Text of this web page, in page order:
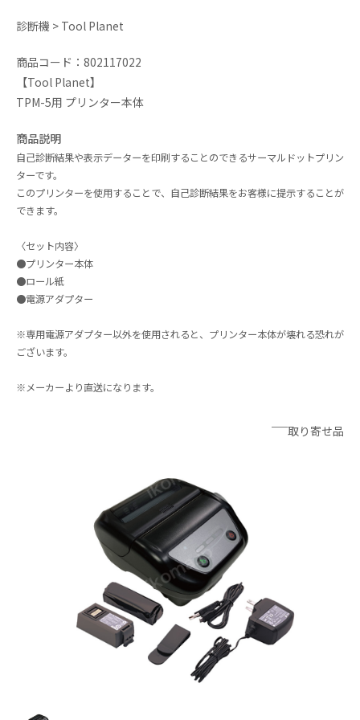
診断機 > Tool Planet
商品コード：802117022
【Tool Planet】
TPM-5用 プリンター本体
商品説明
自己診断結果や表示データーを印刷することのできるサーマルドットプリン
ターです。
このプリンターを使用することで、自己診断結果をお客様に提示することが
できます。
〈セット内容〉
●プリンター本体
●ロール紙
●電源アダプター
※専用電源アダプター以外を使用されると、プリンター本体が壊れる恐れが
ございます。
※メーカーより直送になります。
─取り寄せ品